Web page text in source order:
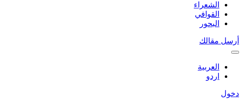
الشعراء
القوافي
البحور
أرسل مقالك
العربية
اردو
دخول